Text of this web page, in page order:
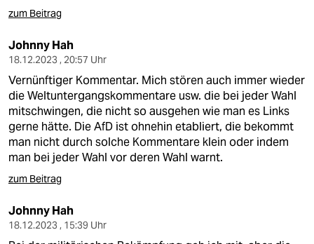
zum Beitrag
Johnny Hah
18.12.2023 , 20:57 Uhr
Vernünftiger Kommentar. Mich stören auch immer wieder
die Weltuntergangskommentare usw. die bei jeder Wahl
mitschwingen, die nicht so ausgehen wie man es Links
gerne hätte. Die AfD ist ohnehin etabliert, die bekommt
man nicht durch solche Kommentare klein oder indem
man bei jeder Wahl vor deren Wahl warnt.
zum Beitrag
Johnny Hah
18.12.2023 , 15:39 Uhr